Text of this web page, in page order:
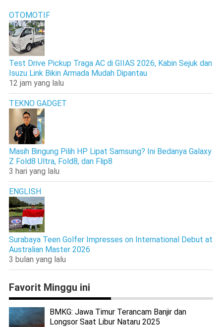
OTOMOTIF
Test Drive Pickup Traga AC di GIIAS 2026, Kabin Sejuk dan
Isuzu Link Bikin Armada Mudah Dipantau
12 jam yang lalu
TEKNO GADGET
Masih Bingung Pilih HP Lipat Samsung? Ini Bedanya Galaxy
Z Fold8 Ultra, Fold8, dan Flip8
3 hari yang lalu
ENGLISH
Surabaya Teen Golfer Impresses on International Debut at
Australian Master 2026
3 bulan yang lalu
Favorit Minggu ini
BMKG: Jawa Timur Terancam Banjir dan
Longsor Saat Libur Nataru 2025